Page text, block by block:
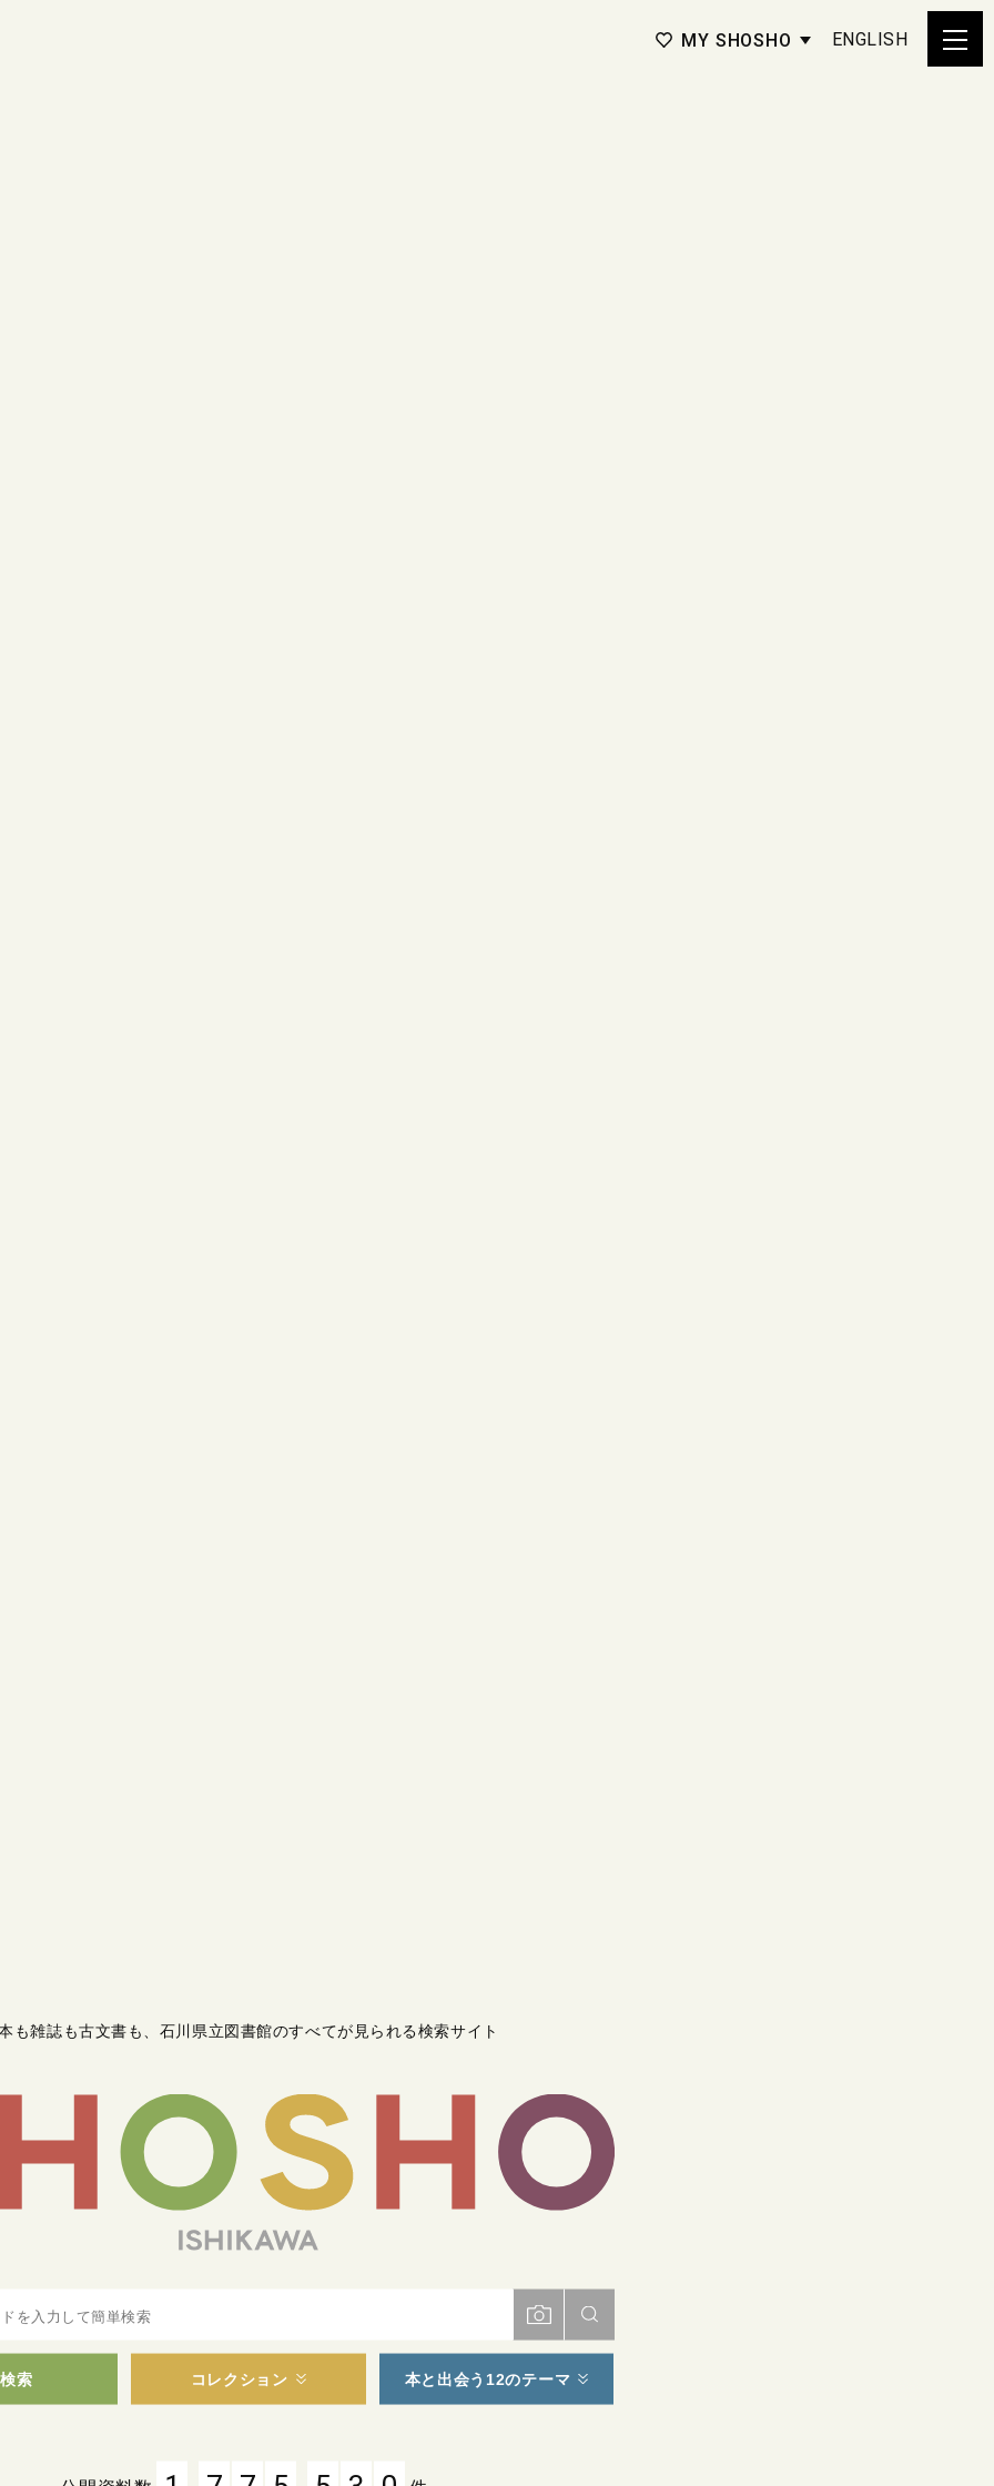
MY SHOSHO ENGLISH
も雑誌も古文書も 石川県立図書館のすべてが見られる検索サイト
索 コレクション 本と出会う12のテーマ